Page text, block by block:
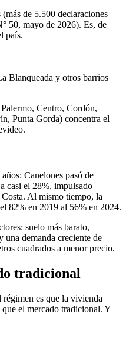
de 5.500 declaraciones
50, mayo de 2026). Es, de
país.
Blanqueada y otros barrios
Centro, Cordón,
Punta Gorda) concentra el
Canelones pasó de
casi el 28%, impulsado
Al mismo tiempo, la
82% en 2019 al 56% en 2024.
suelo más barato,
una demanda creciente de
cuadrados a menor precio.
tradicional
es que la vivienda
el mercado tradicional. Y